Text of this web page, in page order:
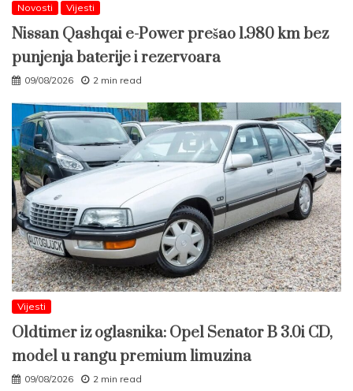
Novosti Vijesti
Nissan Qashqai e-Power prešao 1.980 km bez
punjenja baterije i rezervoara
09/08/2026 2 min read
Vijesti
Oldtimer iz oglasnika: Opel Senator B 3.0i CD,
model u rangu premium limuzina
09/08/2026 2 min read